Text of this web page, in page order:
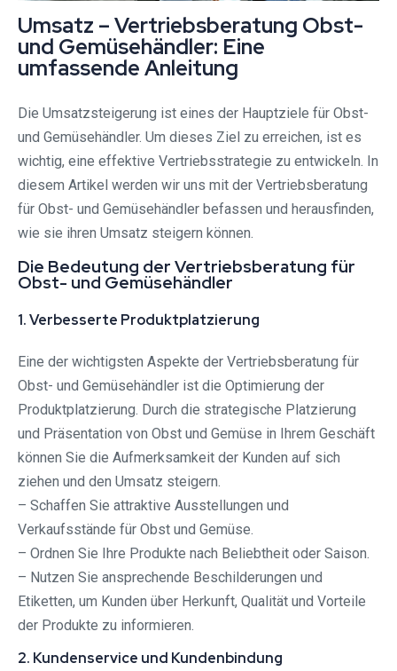
Umsatz – Vertriebsberatung Obst-
und Gemüsehändler: Eine
umfassende Anleitung
Die Umsatzsteigerung ist eines der Hauptziele für Obst-
und Gemüsehändler. Um dieses Ziel zu erreichen, ist es
wichtig, eine effektive Vertriebsstrategie zu entwickeln. In
diesem Artikel werden wir uns mit der Vertriebsberatung
für Obst- und Gemüsehändler befassen und herausfinden,
wie sie ihren Umsatz steigern können.
Die Bedeutung der Vertriebsberatung für
Obst- und Gemüsehändler
1. Verbesserte Produktplatzierung
Eine der wichtigsten Aspekte der Vertriebsberatung für
Obst- und Gemüsehändler ist die Optimierung der
Produktplatzierung. Durch die strategische Platzierung
und Präsentation von Obst und Gemüse in Ihrem Geschäft
können Sie die Aufmerksamkeit der Kunden auf sich
ziehen und den Umsatz steigern.
– Schaffen Sie attraktive Ausstellungen und
Verkaufsstände für Obst und Gemüse.
– Ordnen Sie Ihre Produkte nach Beliebtheit oder Saison.
– Nutzen Sie ansprechende Beschilderungen und
Etiketten, um Kunden über Herkunft, Qualität und Vorteile
der Produkte zu informieren.
2. Kundenservice und Kundenbindung